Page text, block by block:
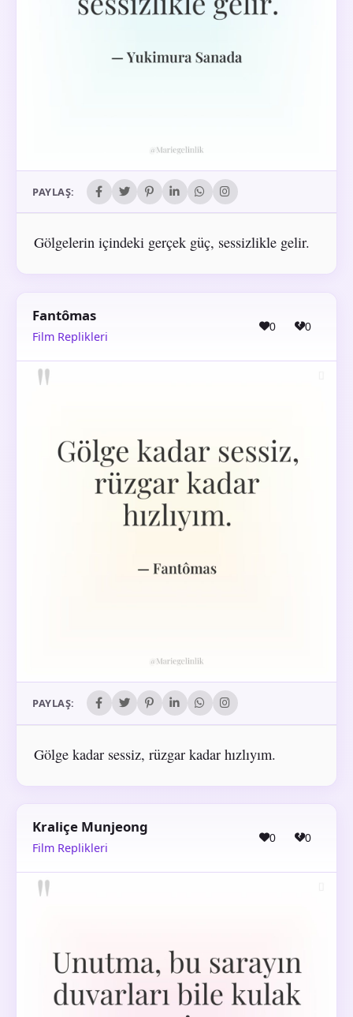
PAYLAŞ:
Gölgelerin içindeki gerçek güç, sessizlikle gelir.
Fantômas
Film Replikleri
0 0
PAYLAŞ:
Gölge kadar sessiz, rüzgar kadar hızlıyım.
Kraliçe Munjeong
Film Replikleri
0 0